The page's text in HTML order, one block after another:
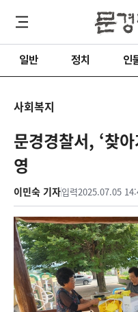
일반 정치 인
사회복지
문경경찰서, ‘찾
영
이민숙 기자입력2025.07.05